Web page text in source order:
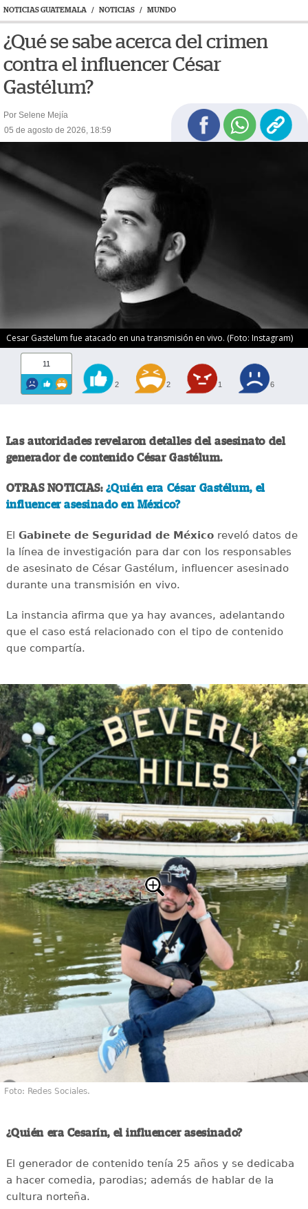
NOTICIAS GUATEMALA / NOTICIAS / MUNDO
¿Qué se sabe acerca del crimen
contra el influencer César
Gastélum?
Por Selene Mejía
05 de agosto de 2026, 18:59
Cesar Gastelum fue atacado en una transmisión en vivo. (Foto: Instagram)
11
2 2 1 6
Las autoridades revelaron detalles del asesinato del
generador de contenido César Gastélum.
OTRAS NOTICIAS: ¿Quién era César Gastélum, el
influencer asesinado en México?
El Gabinete de Seguridad de Méxicoreveló datos de
la línea de investigación para dar con los responsables
de asesinato de César Gastélum, influencer asesinado
durante una transmisión en vivo.
La instancia afirma que ya hay avances, adelantando
que el caso está relacionado con el tipo de contenido
que compartía.
Foto: Redes Sociales.
¿Quién era Cesarín, el influencer asesinado?
El generador de contenido tenía 25 años y se dedicaba
a hacer comedia, parodias; además de hablar de la
cultura norteña.